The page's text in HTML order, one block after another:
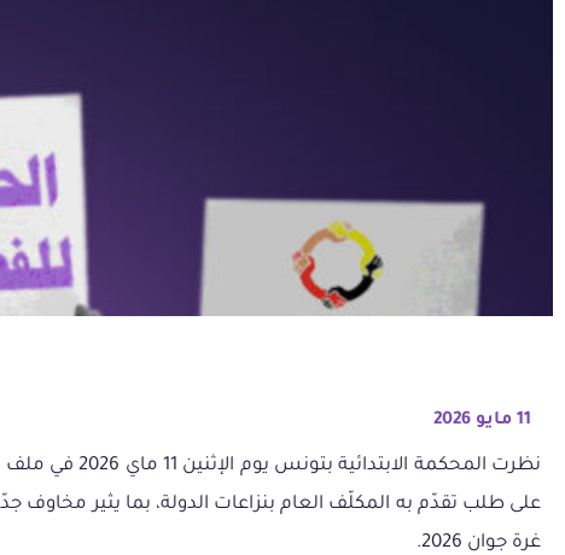
11 مايو 2026
نظرت
على طلب تقدّم به المكلّف العام بنزاعات الدولة، بما يثير مخاوف
غرة جوان 2026.